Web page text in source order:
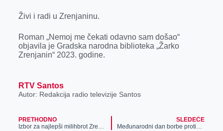
Živi i radi u Zrenjaninu.
Roman „Nemoj me čekati odavno sam došao“
objavila je Gradska narodna biblioteka „Žarko
Zrenjanin“ 2023. godine.
RTV Santos
Autor: Redakcija radio televizije Santos
PRETHODNO
Izbor za najlepši milihbrot Zrenjanina
SLEDEĆE
Međunarodni dan borbe protiv nasilja nad ženama